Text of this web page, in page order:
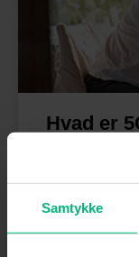
Samtykke
Hvad er
Læs alt om
netværk